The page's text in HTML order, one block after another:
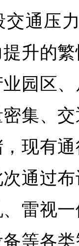
通压
升的
园区
集、
现有
通过
雷视
等各